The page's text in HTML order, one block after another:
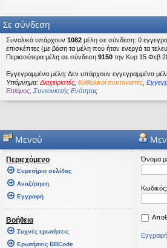
Σε σύνδεση
Συνολικά υπάρχουν 1082 μέλη σε σύνδεση: 0
επισκέπτες (με βάση τα μέλη που ήταν ενεργά τα
Περισσότερα μέλη σε σύνδεση 9150 την Κυρ 15 Φεβ
Εγγεγραμμένα μέλη: Δεν υπάρχουν εγγεγραμμένα
Υπόμνημα: Διαχειριστές Καθολικοί συντονιστές
Επίτιμος Συντονιστής Ενότητας
Μενού
Περιεχόμενο
Ευρετήριο σελίδας
Αναζήτηση
Εγγραφή
Βοήθεια
Συχνές ερωτήσεις
Ερωτήσεις BBCode
Όνομα
Κωδικός: